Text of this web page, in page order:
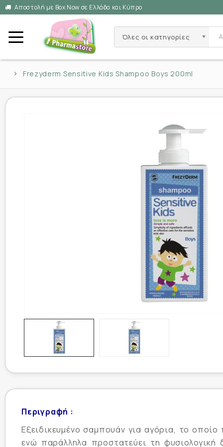
Αποστολή με Box Now σε Ελλάδα και Κύπρο
Όλες οι κατηγορίες
Frezyderm Sensitive Kids Shampoo Boys 200ml
Περιγραφή :
Εξειδικευμένο σαμπουάν για αγόρια, το
ενώ παράλληλα προστατεύει τη φυσιολογική